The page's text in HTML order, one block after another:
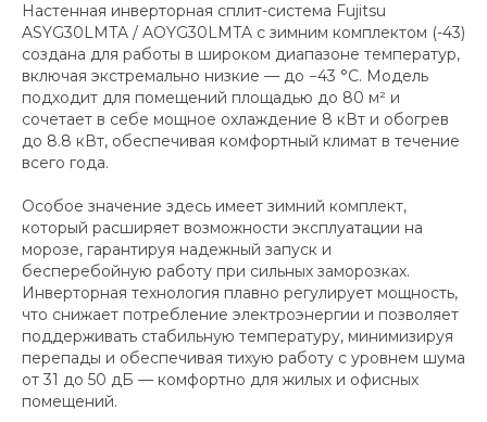
Настенная инверторная сплит-система Fujitsu
ASYG30LMTA / AOYG30LMTA с зимним комплектом (-43)
создана для работы в широком диапазоне температур,
включая экстремально низкие — до −43 °C. Модель
подходит для помещений площадью до 80 м² и
сочетает в себе мощное охлаждение 8 кВт и обогрев
до 8.8 кВт, обеспечивая комфортный климат в течение
всего года.
Особое значение здесь имеет зимний комплект,
который расширяет возможности эксплуатации на
морозе, гарантируя надежный запуск и
бесперебойную работу при сильных заморозках.
Инверторная технология плавно регулирует мощность,
что снижает потребление электроэнергии и позволяет
поддерживать стабильную температуру, минимизируя
перепады и обеспечивая тихую работу с уровнем шума
от 31 до 50 дБ — комфортно для жилых и офисных
помещений.